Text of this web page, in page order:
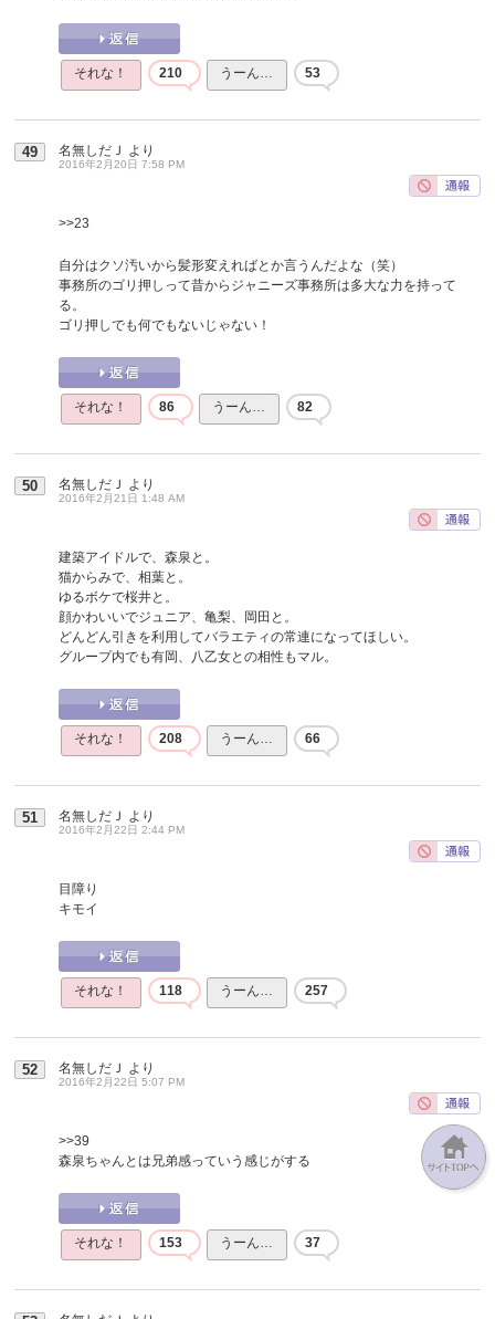
それな！ 210 うーん… 53
49 名無しだＪ より
2016年2月20日 7:58 PM
>>23
自分はクソ汚いから髪形変えればとか言うんだよな（笑）
事務所のゴリ押しって昔からジャニーズ事務所は多大な力を持って
る。
ゴリ押しでも何でもないじゃない！
それな！ 86 うーん… 82
50 名無しだＪ より
2016年2月21日 1:48 AM
建築アイドルで、森泉と。
猫からみで、相葉と。
ゆるボケで桜井と。
顔かわいいでジュニア、亀梨、岡田と。
どんどん引きを利用してバラエティの常連になってほしい。
グループ内でも有岡、八乙女との相性もマル。
それな！ 208 うーん… 66
51 名無しだＪ より
2016年2月22日 2:44 PM
目障り
キモイ
それな！ 118 うーん… 257
52 名無しだＪ より
2016年2月22日 5:07 PM
>>39
森泉ちゃんとは兄弟感っていう感じがする
それな！ 153 うーん… 37